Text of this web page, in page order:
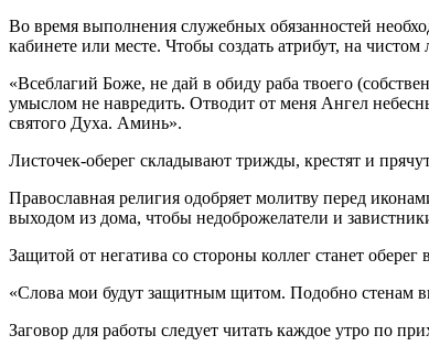
Во время выполнения служебных обязанностей
кабинете или месте. Чтобы создать атрибут, на
«Всеблагий Боже, не дай в обиду раба твоего
умыслом не навредить. Отводит от меня Ангел
святого Духа. Аминь».
Листочек-оберег складывают трижды, крестят и
Православная религия одобряет молитву перед
выходом из дома, чтобы недоброжелатели и
Защитой от негатива со стороны коллег станет
«Слова мои будут защитным щитом. Подобно стенам
Заговор для работы следует читать каждое утро по